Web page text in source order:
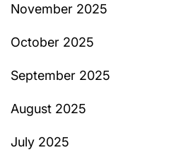
November 2025
October 2025
September 2025
August 2025
July 2025